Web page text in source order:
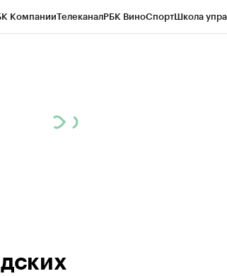
КомпанииТелеканалРБК ВиноСпортШкола